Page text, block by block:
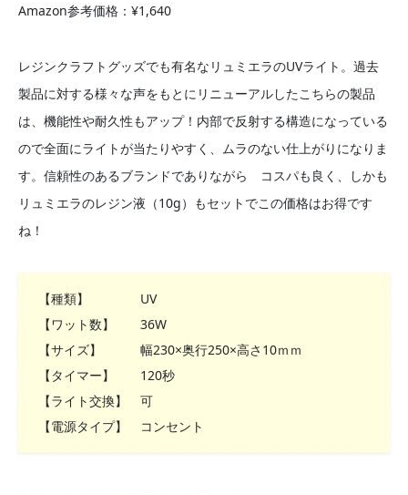
Amazon参考価格：¥1,640
レジンクラフトグッズでも有名なリュミエラのUVライト。過去
製品に対する様々な声をもとにリニューアルしたこちらの製品
は、機能性や耐久性もアップ！内部で反射する構造になっている
ので全面にライトが当たりやすく、ムラのない仕上がりになりま
す。信頼性のあるブランドでありながら コスパも良く、しかも
リュミエラのレジン液（10g）もセットでこの価格はお得です
ね！
【種類】 UV
【ワット数】 36W
【サイズ】 幅230×奥行250×高さ10ｍｍ
【タイマー】 120秒
【ライト交換】 可
【電源タイプ】 コンセント